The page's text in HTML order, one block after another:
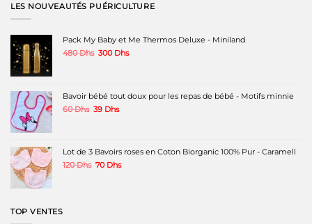
être
du
LES NOUVEAUTÉS PUÉRICULTURE
Pack My Baby et Me Thermos Deluxe - Miniland
480Dhs Le
480 Dhs.
300 DhsLe
Bavoir bébé tout doux pour les repas de bébé - Motifs minnie
60Dhs Le
60 Dhs.
39 DhsLe
Lot de 3 Bavoirs roses en Coton Biorganic 100% Pur - Caramell
120Dhs Le
70 DhsLe
TOP VENTES